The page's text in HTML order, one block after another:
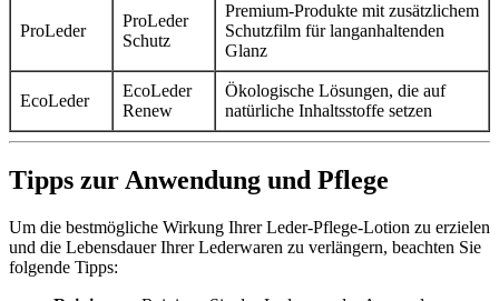
ProLeder
ProLeder
Schutz
Premium-Produkte mit zusätzlichem
Schutzfilm für langanhaltenden
Glanz
EcoLeder
EcoLeder
Renew
Ökologische Lösungen, die auf
natürliche Inhaltsstoffe setzen
Tipps zur Anwendung und Pflege
Um die bestmögliche Wirkung Ihrer Leder-Pflege-Lotion zu erzielen
und die Lebensdauer Ihrer Lederwaren zu verlängern, beachten Sie
folgende Tipps: